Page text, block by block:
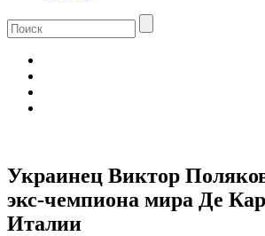
Украинец Виктор
экс-чемпиона мира Де
Италии